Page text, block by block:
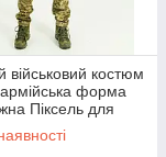
військовий костюм
форма
Піксель для
з капюшоном,